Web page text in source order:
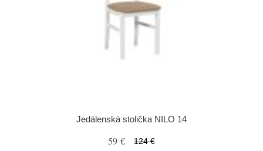
Jedálenská stolička NILO 14
59 € 124 €